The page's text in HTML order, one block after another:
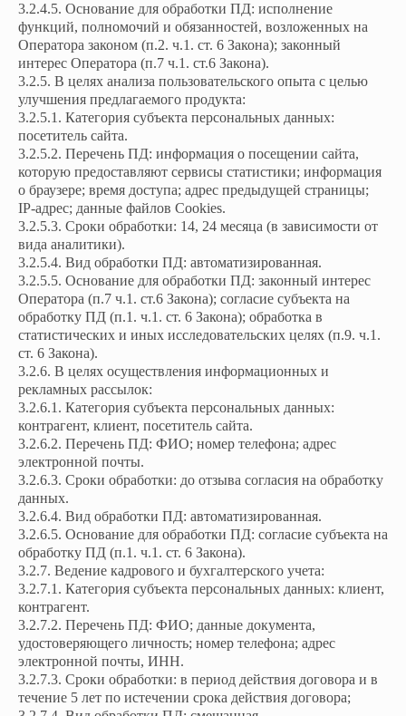
3.2.4.5. Основание для обработки ПД: исполнение
функций, полномочий и обязанностей, возложенных на
Оператора законом (п.2. ч.1. ст. 6 Закона); законный
интерес Оператора (п.7 ч.1. ст.6 Закона).
3.2.5. В целях анализа пользовательского опыта с целью
улучшения предлагаемого продукта:
3.2.5.1. Категория субъекта персональных данных:
посетитель сайта.
3.2.5.2. Перечень ПД: информация о посещении сайта,
которую предоставляют сервисы статистики; информация
о браузере; время доступа; адрес предыдущей страницы;
IP-адрес; данные файлов Cookies.
3.2.5.3. Сроки обработки: 14, 24 месяца (в зависимости от
вида аналитики).
3.2.5.4. Вид обработки ПД: автоматизированная.
3.2.5.5. Основание для обработки ПД: законный интерес
Оператора (п.7 ч.1. ст.6 Закона); согласие субъекта на
обработку ПД (п.1. ч.1. ст. 6 Закона); обработка в
статистических и иных исследовательских целях (п.9. ч.1.
ст. 6 Закона).
3.2.6. В целях осуществления информационных и
рекламных рассылок:
3.2.6.1. Категория субъекта персональных данных:
контрагент, клиент, посетитель сайта.
3.2.6.2. Перечень ПД: ФИО; номер телефона; адрес
электронной почты.
3.2.6.3. Сроки обработки: до отзыва согласия на обработку
данных.
3.2.6.4. Вид обработки ПД: автоматизированная.
3.2.6.5. Основание для обработки ПД: согласие субъекта на
обработку ПД (п.1. ч.1. ст. 6 Закона).
3.2.7. Ведение кадрового и бухгалтерского учета:
3.2.7.1. Категория субъекта персональных данных: клиент,
контрагент.
3.2.7.2. Перечень ПД: ФИО; данные документа,
удостоверяющего личность; номер телефона; адрес
электронной почты, ИНН.
3.2.7.3. Сроки обработки: в период действия договора и в
течение 5 лет по истечении срока действия договора;